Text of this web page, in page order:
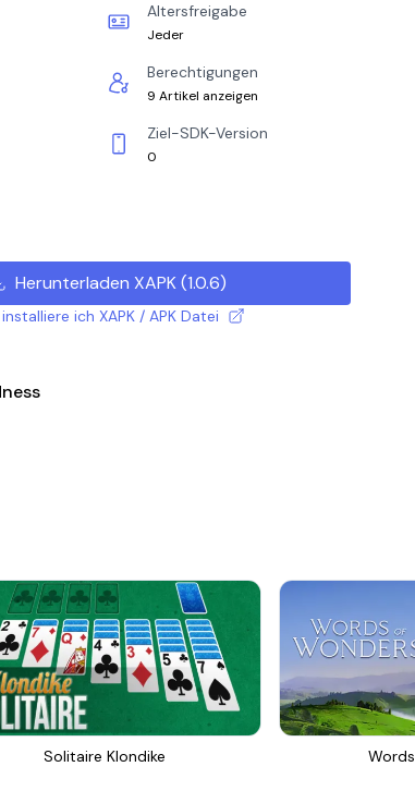
Altersfreigabe
Jeder
Berechtigungen
9 Artikel anzeigen
Ziel-SDK-Version
0
Herunterladen XAPK(1.0.6)
ich XAPK / APK Datei
Solitaire Klondike